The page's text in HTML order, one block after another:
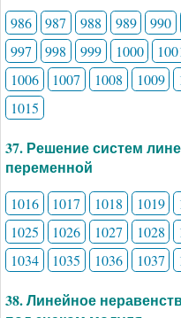
986 987 988 989 990
997
998 999 1000
1006
1007 1008 1009
1015
37. Решение систем
переменной
1016 1017 1018 1019
1025
1026 1027 1028
1034
1035 1036 1037
38. Линейное